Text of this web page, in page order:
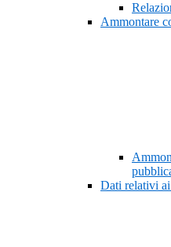
Ammontare
Dati relativi